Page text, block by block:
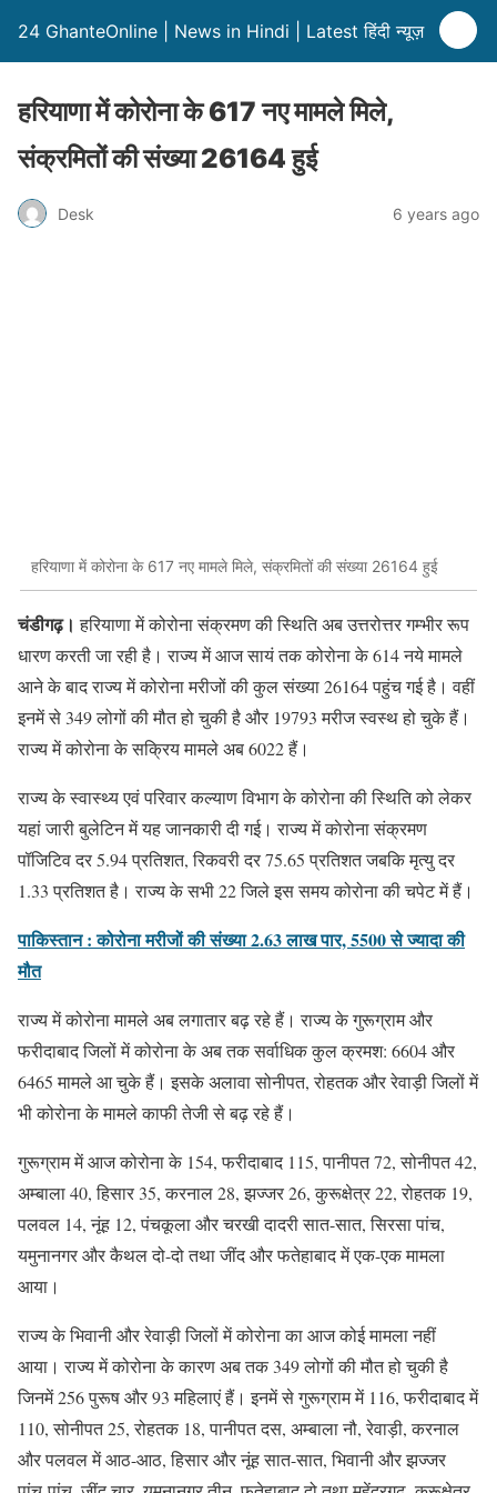
24 GhanteOnline | News in Hindi | Latest हिंदी न्यूज़
हरियाणा में कोरोना के 617 नए मामले मिले,
संक्रमितों की संख्या 26164 हुई
Desk 6 years ago
हरियाणा में कोरोना के 617 नए मामले मिले, संक्रमितों की संख्या 26164 हुई
चंडीगढ़। हरियाणा में कोरोना संक्रमण की स्थिति अब उत्तरोत्तर गम्भीर रूप
धारण करती जा रही है। राज्य में आज सायं तक कोरोना के 614 नये मामले
आने के बाद राज्य में कोरोना मरीजों की कुल संख्या 26164 पहुंच गई है। वहीं
इनमें से 349 लोगों की मौत हो चुकी है और 19793 मरीज स्वस्थ हो चुके हैं।
राज्य में कोरोना के सक्रिय मामले अब 6022 हैं।
राज्य के स्वास्थ्य एवं परिवार कल्याण विभाग के कोरोना की स्थिति को लेकर
यहां जारी बुलेटिन में यह जानकारी दी गई। राज्य में काेरोना संक्रमण
पॉजिटिव दर 5.94 प्रतिशत, रिकवरी दर 75.65 प्रतिशत जबकि मृत्यु दर
1.33 प्रतिशत है। राज्य के सभी 22 जिले इस समय कोरोना की चपेट में हैं।
पाकिस्तान : कोरोना मरीजों की संख्या 2.63 लाख पार, 5500 से ज्यादा की
मौत
राज्य में कोरोना मामले अब लगातार बढ़ रहे हैं। राज्य के गुरूग्राम और
फरीदाबाद जिलों में कोरोना के अब तक सर्वाधिक कुल क्रमश: 6604 और
6465 मामले आ चुके हैं। इसके अलावा सोनीपत, रोहतक और रेवाड़ी जिलों में
भी कोरोना के मामले काफी तेजी से बढ़ रहे हैं।
गुरूग्राम में आज कोरोना के 154, फरीदाबाद 115, पानीपत 72, सोनीपत 42,
अम्बाला 40, हिसार 35, करनाल 28, झज्जर 26, कुरूक्षेत्र 22, रोहतक 19,
पलवल 14, नूंह 12, पंचकूला और चरखी दादरी सात-सात, सिरसा पांच,
यमुनानगर और कैथल दो-दो तथा जींद और फतेहाबाद में एक-एक मामला
आया।
राज्य के भिवानी और रेवाड़ी जिलों में कोरोना का आज कोई मामला नहीं
आया। राज्य में कोरोना के कारण अब तक 349 लोगों की मौत हो चुकी है
जिनमें 256 पुरूष और 93 महिलाएं हैं। इनमें से गुरूग्राम में 116, फरीदाबाद में
110, सोनीपत 25, रोहतक 18, पानीपत दस, अम्बाला नौ, रेवाड़ी, करनाल
और पलवल में आठ-आठ, हिसार और नूंह सात-सात, भिवानी और झज्जर